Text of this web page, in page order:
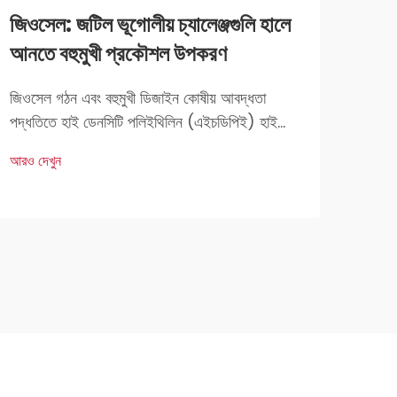
জিওসেল: জটিল ভূগোলীয় চ্যালেঞ্জগুলি হালে
আনতে বহুমুখী প্রকৌশল উপকরণ
জিওসেল গঠন এবং বহুমুখী ডিজাইন কোষীয় আবদ্ধতা
পদ্ধতিতে হাই ডেনসিটি পলিইথিলিন (এইচডিপিই) হাই
বৈশিষ্ট্যের জন্য জিওসেল নির্মাণে গুরুত্বপূর্ণ ভূমিকা পালন
আরও দেখুন